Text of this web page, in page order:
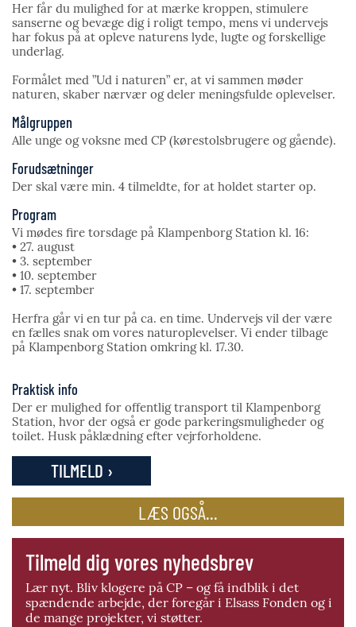
Her får du mulighed for at mærke kroppen, stimulere
sanserne og bevæge dig i roligt tempo, mens vi undervejs
har fokus på at opleve naturens lyde, lugte og forskellige
underlag.
Formålet med ”Ud i naturen” er, at vi sammen møder
naturen, skaber nærvær og deler meningsfulde oplevelser.
Målgruppen
Alle unge og voksne med CP (kørestolsbrugere og gående).
Forudsætninger
Der skal være min. 4 tilmeldte, for at holdet starter op.
Program
Vi mødes fire torsdage på Klampenborg Station kl. 16:
• 27. august
• 3. september
• 10. september
• 17. september
Herfra går vi en tur på ca. en time. Undervejs vil der være
en fælles snak om vores naturoplevelser. Vi ender tilbage
på Klampenborg Station omkring kl. 17.30.
Praktisk info
Der er mulighed for offentlig transport til Klampenborg
Station, hvor der også er gode parkeringsmuligheder og
toilet. Husk påklædning efter vejrforholdene.
TILMELD ›
LÆS OGSÅ...
Tilmeld dig vores nyhedsbrev
Lær nyt. Bliv klogere på CP – og få indblik i det
spændende arbejde, der foregår i Elsass Fonden og i
de mange projekter, vi støtter.